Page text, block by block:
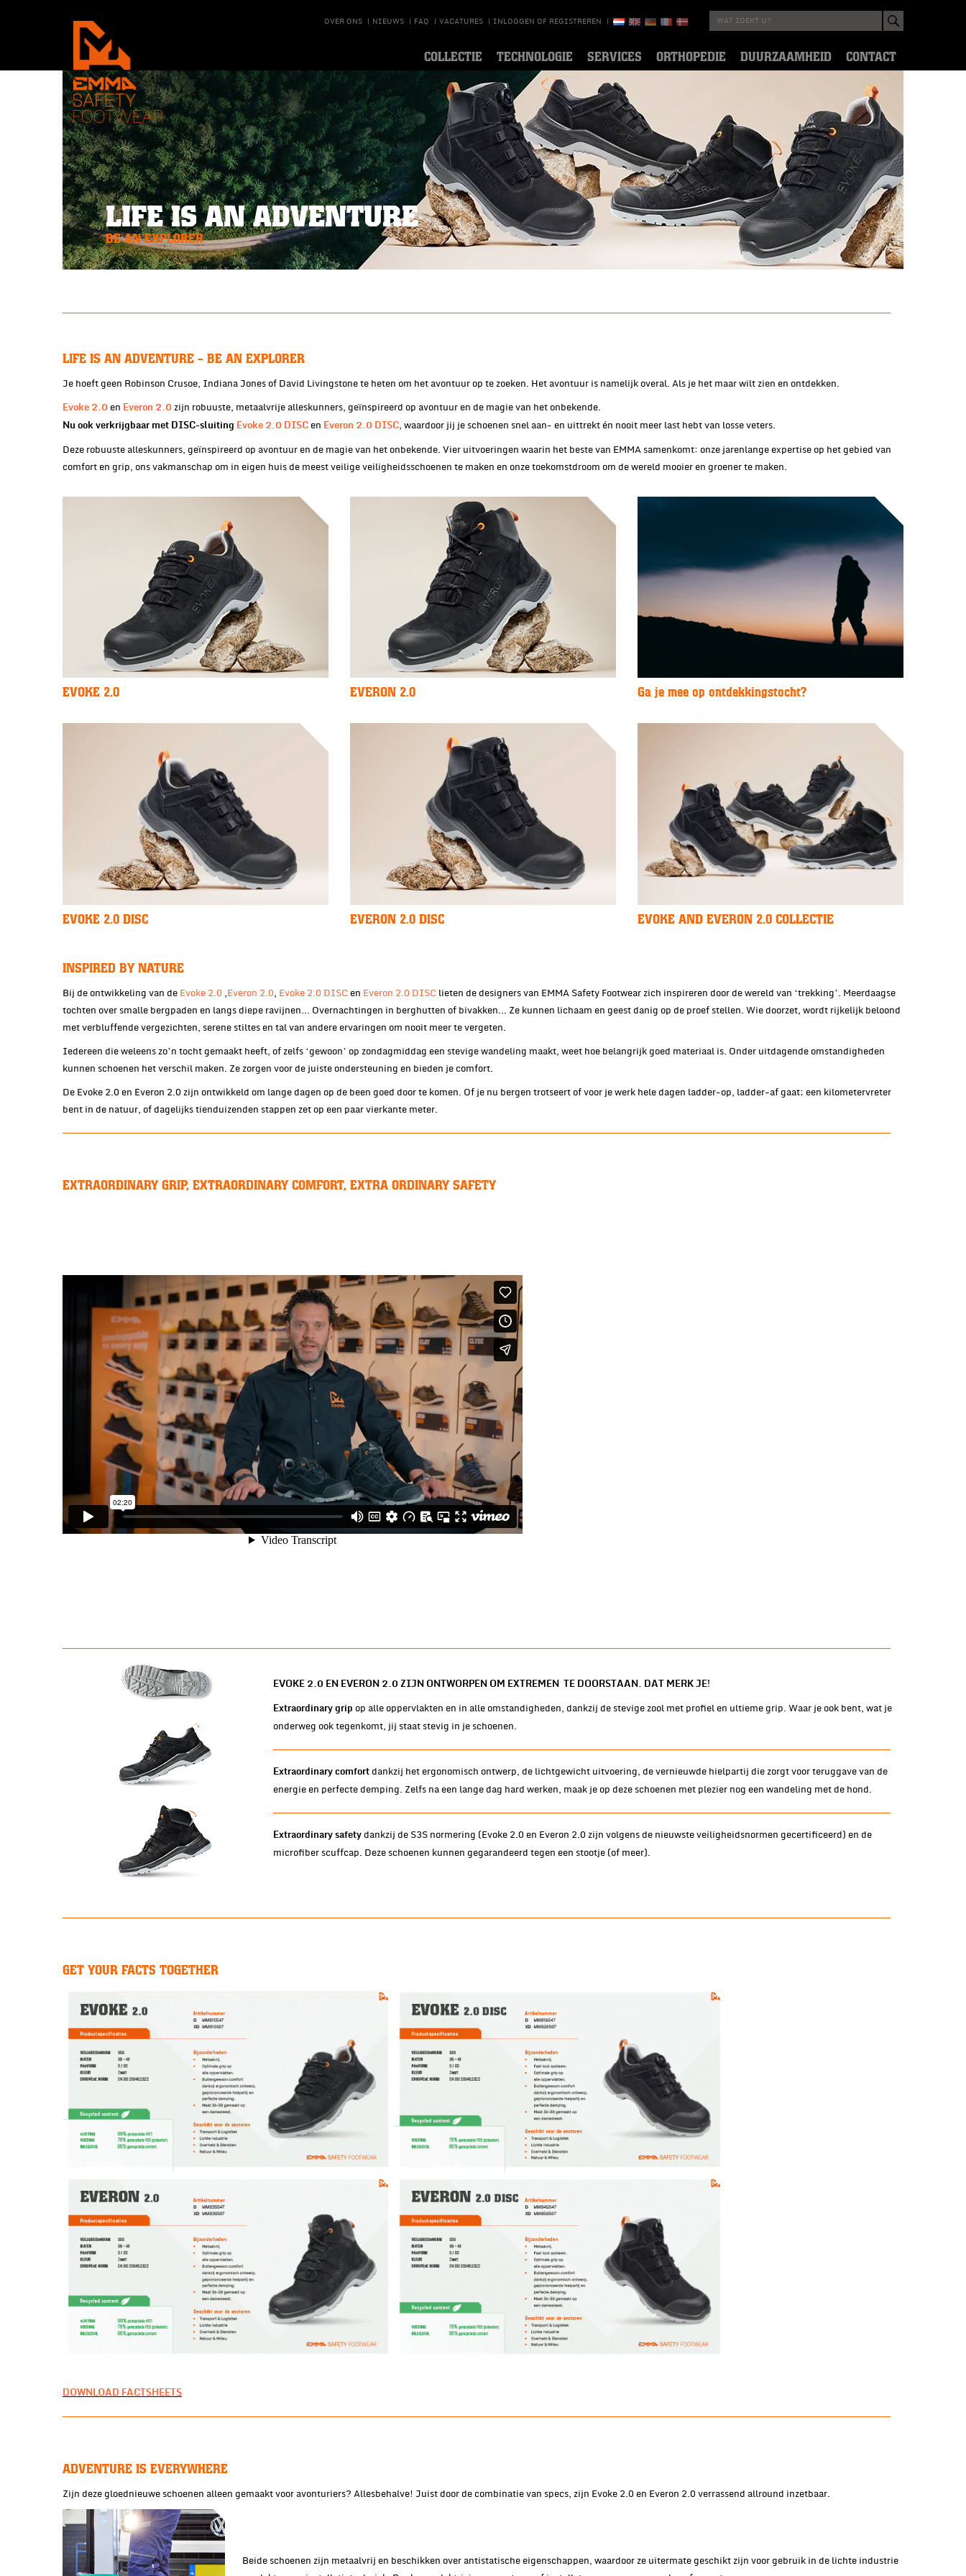
OVER ONS | NIEUWS | FAQ | VACATURES | INLOGGEN OF REGISTREREN |
COLLECTIE TECHNOLOGIE SERVICES ORTHOPEDIE DUURZAAMHEID CONTACT
LIFE IS AN ADVENTURE
BE AN EXPLORER
LIFE IS AN ADVENTURE - BE AN EXPLORER
Je hoeft geen Robinson Crusoe, Indiana Jones of David Livingstone te heten om het avontuur op te zoeken. Het avontuur is namelijk overal. Als je het maar wilt zien en ontdekken.
Evoke 2.0 en Everon 2.0 zijn robuuste, metaalvrije alleskunners, geïnspireerd op avontuur en de magie van het onbekende.
Nu ook verkrijgbaar met DISC-sluiting Evoke 2.0 DISC en Everon 2.0 DISC, waardoor jij je schoenen snel aan- en uittrekt én nooit meer last hebt van losse veters.
Deze robuuste alleskunners, geïnspireerd op avontuur en de magie van het onbekende. Vier uitvoeringen waarin het beste van EMMA samenkomt: onze jarenlange expertise op het gebied van
comfort en grip, ons vakmanschap om in eigen huis de meest veilige veiligheidsschoenen te maken en onze toekomstdroom om de wereld mooier en groener te maken.
EVOKE 2.0 EVERON 2.0 Ga je mee op ontdekkingstocht?
EVOKE 2.0 DISC EVERON 2.0 DISC EVOKE AND EVERON 2.0 COLLECTIE
INSPIRED BY NATURE
Bij de ontwikkeling van de Evoke 2.0 ,Everon 2.0, Evoke 2.0 DISC en Everon 2.0 DISC lieten de designers van EMMA Safety Footwear zich inspireren door de wereld van ‘trekking’. Meerdaagse
tochten over smalle bergpaden en langs diepe ravijnen… Overnachtingen in berghutten of bivakken… Ze kunnen lichaam en geest danig op de proef stellen. Wie doorzet, wordt rijkelijk beloond
met verbluffende vergezichten, serene stiltes en tal van andere ervaringen om nooit meer te vergeten.
Iedereen die weleens zo’n tocht gemaakt heeft, of zelfs ‘gewoon’ op zondagmiddag een stevige wandeling maakt, weet hoe belangrijk goed materiaal is. Onder uitdagende omstandigheden
kunnen schoenen het verschil maken. Ze zorgen voor de juiste ondersteuning en bieden je comfort.
De Evoke 2.0 en Everon 2.0 zijn ontwikkeld om lange dagen op de been goed door te komen. Of je nu bergen trotseert of voor je werk hele dagen ladder-op, ladder-af gaat; een kilometervreter
bent in de natuur, of dagelijks tienduizenden stappen zet op een paar vierkante meter.
EXTRAORDINARY GRIP, EXTRAORDINARY COMFORT, EXTRA ORDINARY SAFETY
EVOKE 2.0 EN EVERON 2.0 ZIJN ONTWORPEN OM EXTREMEN TE DOORSTAAN. DAT MERK JE!
Extraordinary grip op alle oppervlakten en in alle omstandigheden, dankzij de stevige zool met profiel en ultieme grip. Waar je ook bent, wat je
onderweg ook tegenkomt, jij staat stevig in je schoenen.
Extraordinary comfort dankzij het ergonomisch ontwerp, de lichtgewicht uitvoering, de vernieuwde hielpartij die zorgt voor teruggave van de
energie en perfecte demping. Zelfs na een lange dag hard werken, maak je op deze schoenen met plezier nog een wandeling met de hond.
Extraordinary safety dankzij de S3S normering (Evoke 2.0 en Everon 2.0 zijn volgens de nieuwste veiligheidsnormen gecertificeerd) en de
microfiber scuffcap. Deze schoenen kunnen gegarandeerd tegen een stootje (of meer).
GET YOUR FACTS TOGETHER
DOWNLOAD FACTSHEETS
ADVENTURE IS EVERYWHERE
Zijn deze gloednieuwe schoenen alleen gemaakt voor avonturiers? Allesbehalve! Juist door de combinatie van specs, zijn Evoke 2.0 en Everon 2.0 verrassend allround inzetbaar.
Beide schoenen zijn metaalvrij en beschikken over antistatische eigenschappen, waardoor ze uitermate geschikt zijn voor gebruik in de lichte industrie